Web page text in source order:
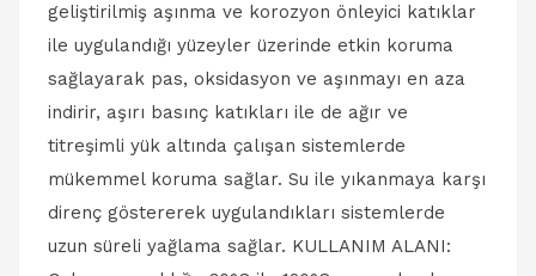
geliştirilmiş aşınma ve korozyon önleyici katıklar
ile uygulandığı yüzeyler üzerinde etkin koruma
sağlayarak pas, oksidasyon ve aşınmayı en aza
indirir, aşırı basınç katıkları ile de ağır ve
titreşimli yük altında çalışan sistemlerde
mükemmel koruma sağlar. Su ile yıkanmaya karşı
direnç göstererek uygulandıkları sistemlerde
uzun süreli yağlama sağlar. KULLANIM ALANI: